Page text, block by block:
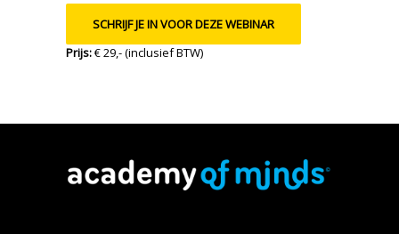
SCHRIJF JE IN VOOR DEZE WEBINAR
Prijs:€ 29,- (inclusief BTW)